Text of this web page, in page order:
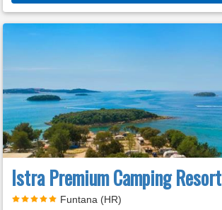
Istra Premium Camping Resort
Funtana (HR)